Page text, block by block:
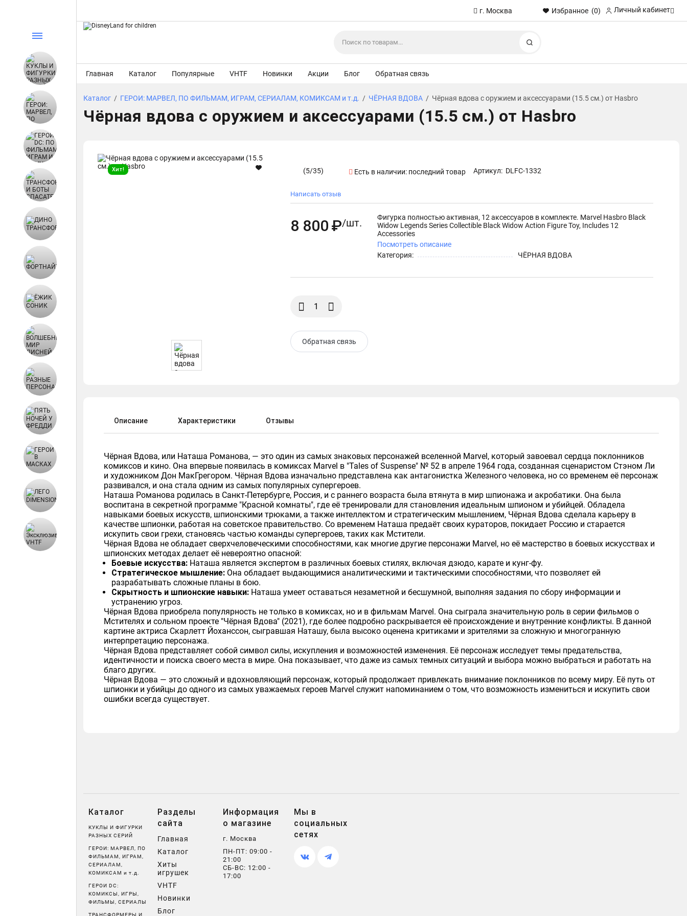
г. Москва Избранное (0) Личный кабинет
Главная Каталог Популярные VHTF Новинки Акции Блог Обратная связь
Каталог / ГЕРОИ: МАРВЕЛ, ПО ФИЛЬМАМ, ИГРАМ, СЕРИАЛАМ, КОМИКСАМ и т.д. / ЧЁРНАЯ ВДОВА / Чёрная вдова с оружием и аксессуарами (15.5 см.) от Hasbro
Чёрная вдова с оружием и аксессуарами (15.5 см.) от Hasbro
Хит! (5/35)
Написать отзыв
Есть в наличии: последний товар Артикул: DLFC-1332
8 800 ₽/шт.
Фигурка полностью активная, 12 аксессуаров в комплекте. Marvel Hasbro Black
Widow Legends Series Collectible Black Widow Action Figure Toy, Includes 12
Accessories
Посмотреть описание
Категория:
ЧЁРНАЯ ВДОВА
Обратная связь
Описание Характеристики Отзывы
Чёрная Вдова, или Наташа Романова, — это один из самых знаковых персонажей вселенной Marvel, который завоевал сердца поклонников
комиксов и кино. Она впервые появилась в комиксах Marvel в "Tales of Suspense" № 52 в апреле 1964 года, созданная сценаристом Стэном Ли
и художником Дон МакГрегором. Чёрная Вдова изначально представлена как антагонистка Железного человека, но со временем её персонаж
развивался, и она стала одним из самых популярных супергероев.
Наташа Романова родилась в Санкт-Петербурге, Россия, и с раннего возраста была втянута в мир шпионажа и акробатики. Она была
воспитана в секретной программе "Красной комнаты", где её тренировали для становления идеальным шпионом и убийцей. Обладела
навыками боевых искусств, шпионскими трюками, а также интеллектом и стратегическим мышлением, Чёрная Вдова сделала карьеру в
качестве шпионки, работая на советское правительство. Со временем Наташа предаёт своих кураторов, покидает Россию и старается
искупить свои грехи, становясь частью команды супергероев, таких как Мстители.
Чёрная Вдова не обладает сверхчеловеческими способностями, как многие другие персонажи Marvel, но её мастерство в боевых искусствах и
шпионских методах делает её невероятно опасной:
Боевые искусства: Наташа является экспертом в различных боевых стилях, включая дзюдо, карате и кунг-фу.
Стратегическое мышление: Она обладает выдающимися аналитическими и тактическими способностями, что позволяет ей
разрабатывать сложные планы в бою.
Скрытность и шпионские навыки: Наташа умеет оставаться незаметной и бесшумной, выполняя задания по сбору информации и
устранению угроз.
Чёрная Вдова приобрела популярность не только в комиксах, но и в фильмам Marvel. Она сыграла значительную роль в серии фильмов о
Мстителях и сольном проекте "Чёрная Вдова" (2021), где более подробно раскрывается её происхождение и внутренние конфликты. В данной
картине актриса Скарлетт Йоханссон, сыгравшая Наташу, была высоко оценена критиками и зрителями за сложную и многогранную
интерпретацию персонажа.
Чёрная Вдова представляет собой символ силы, искупления и возможностей изменения. Её персонаж исследует темы предательства,
идентичности и поиска своего места в мире. Она показывает, что даже из самых темных ситуаций и выбора можно выбраться и работать на
благо других.
Чёрная Вдова — это сложный и вдохновляющий персонаж, который продолжает привлекать внимание поклонников по всему миру. Её путь от
шпионки и убийцы до одного из самых уважаемых героев Marvel служит напоминанием о том, что возможность измениться и искупить свои
ошибки всегда существует.
Каталог
КУКЛЫ И ФИГУРКИ
РАЗНЫХ СЕРИЙ
ГЕРОИ: МАРВЕЛ, ПО
ФИЛЬМАМ, ИГРАМ,
СЕРИАЛАМ,
КОМИКСАМ и т.д.
ГЕРОИ DC:
КОМИКСЫ, ИГРЫ,
ФИЛЬМЫ, СЕРИАЛЫ
ТРАНСФОРМЕРЫ И
Разделы
сайта
Главная
Каталог
Хиты
игрушек
VHTF
Новинки
Блог
Информация
о магазине
г. Москва
ПН-ПТ: 09:00 -
21:00
СБ-ВС: 12:00 -
17:00
Мы в
социальных
сетях